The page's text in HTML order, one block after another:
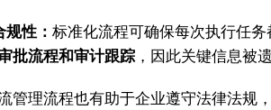
规性：标准化流程可确保每次执行任
批流程和审计跟踪 ，因此关键信息被
管理流程也有助于企业遵守法律法规